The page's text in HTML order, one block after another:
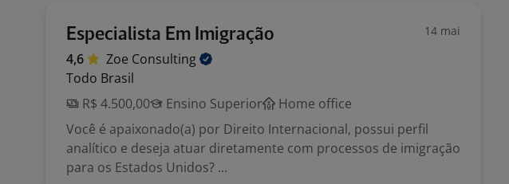
Especialista Em Imigração 14 mai
4,6 Zoe Consulting
Todo Brasil
R$ 4.500,00
Ensino Superior
Home office
Você é apaixonado(a) por Direito Internacional, possui perfil
analítico e deseja atuar diretamente com processos de imigração
para os Estados Unidos? ...